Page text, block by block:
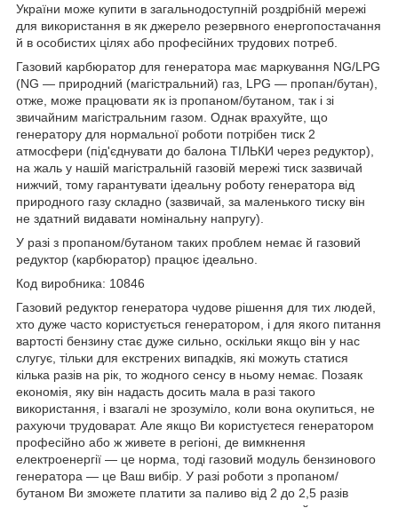
України може купити в загальнодоступній роздрібній мережі
для використання в як джерело резервного енергопостачання
й в особистих цілях або професійних трудових потреб.
Газовий карбюратор для генератора має маркування NG/LPG
(NG — природний (магістральний) газ, LPG — пропан/бутан),
отже, може працювати як із пропаном/бутаном, так і зі
звичайним магістральним газом. Однак врахуйте, що
генератору для нормальної роботи потрібен тиск 2
атмосфери (під'єднувати до балона ТІЛЬКИ через редуктор),
на жаль у нашій магістральній газовій мережі тиск зазвичай
нижчий, тому гарантувати ідеальну роботу генератора від
природного газу складно (зазвичай, за маленького тиску він
не здатний видавати номінальну напругу).
У разі з пропаном/бутаном таких проблем немає й газовий
редуктор (карбюратор) працює ідеально.
Код виробника: 10846
Газовий редуктор генератора чудове рішення для тих людей,
хто дуже часто користується генератором, і для якого питання
вартості бензину стає дуже сильно, оскільки якщо він у нас
слугує, тільки для екстрених випадків, які можуть статися
кілька разів на рік, то жодного сенсу в ньому немає. Позаяк
економія, яку він надасть досить мала в разі такого
використання, і взагалі не зрозуміло, коли вона окупиться, не
рахуючи трудоварат. Але якщо Ви користуєтеся генератором
професійно або ж живете в регіоні, де вимкнення
електроенергії — це норма, тоді газовий модуль бензинового
генератора — це Ваш вибір. У разі роботи з пропаном/
бутаном Ви зможете платити за паливо від 2 до 2,5 разів